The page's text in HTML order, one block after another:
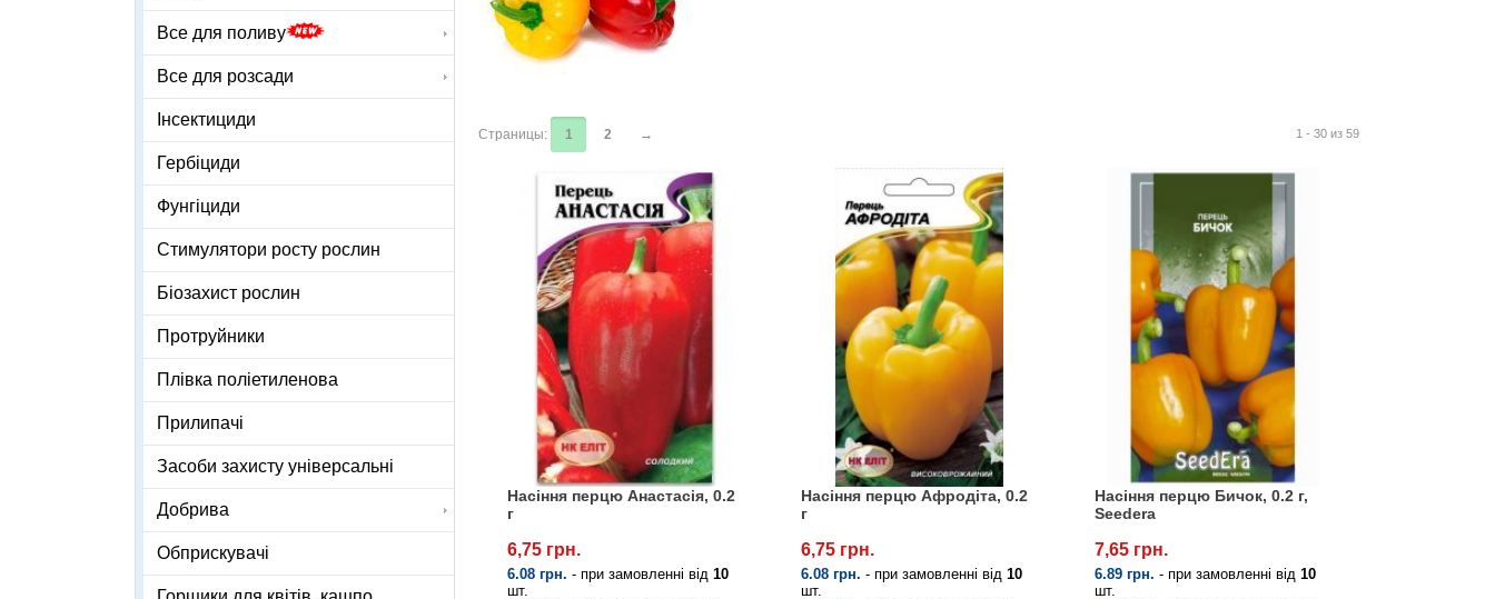
1 - 30 из 59
Страницы: 1 2 →
Насіння перцю Анастасія, 0.2
г
6,75 грн.
6.08 грн. - при замовленні від 10
шт.
Насіння перцю Афродіта, 0.2
г
6,75 грн.
6.08 грн. - при замовленні від 10
шт.
Насіння перцю Бичок, 0.2 г,
Seedera
7,65 грн.
6.89 грн. - при замовленні від 10
шт.
Все для поливу
Все для розсади
Інсектициди
Гербіциди
Фунгіциди
Стимулятори росту рослин
Біозахист рослин
Протруйники
Плівка поліетиленова
Прилипачі
Засоби захисту універсальні
Добрива
Обприскувачі